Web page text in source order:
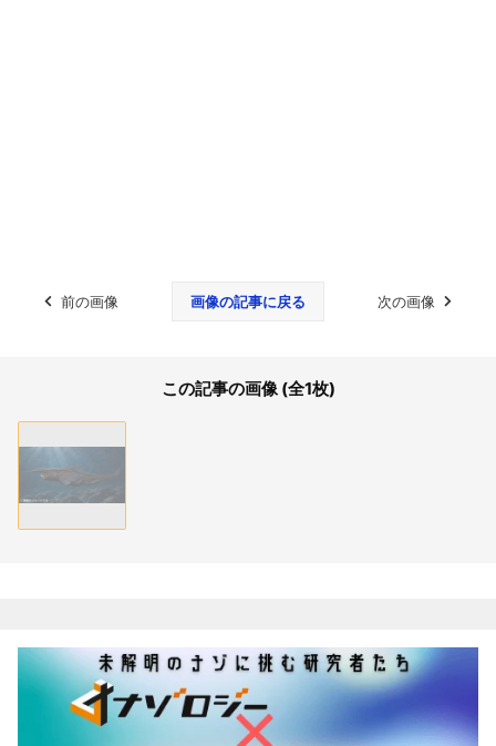
前の画像 画像の記事に戻る 次の画像
この記事の画像 (全1枚)